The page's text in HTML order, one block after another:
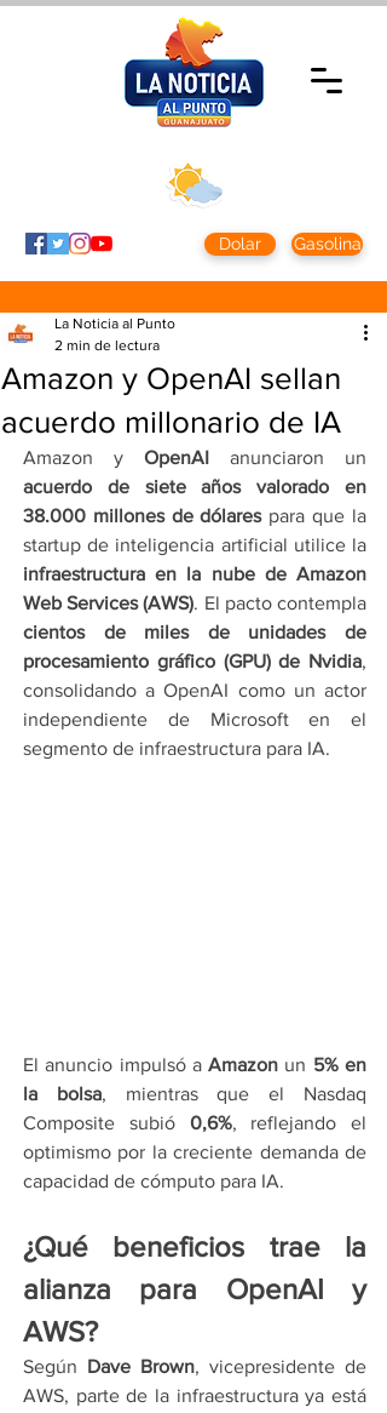
Dolar Gasolina
Amazon y OpenAI sellan
acuerdo millonario de IA
La Noticia al Punto
2 min de lectura
Amazon y OpenAI
acuerdo de siete años valorado en
38.000 millones de dólares para que la
infraestructura en la nube de Amazon
Web Services (AWS)
cientos de miles de unidades de
procesamiento gráfico (GPU) de Nvidia,
consolidando a OpenAI como un actor
independiente de Microsoft en el
segmento de infraestructura para IA.
El anuncio impulsó a Amazon un 5% en
la bolsa, mientras que el Nasdaq
Composite subió 0,6%, reflejando el
optimismo por la creciente demanda de
capacidad de cómputo para IA.
¿Qué beneficios trae la
alianza para OpenAI y
AWS?
Según Dave Brown, vicepresidente de
AWS, parte de la infraestructura ya está